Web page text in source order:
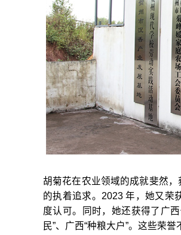
胡菊花在农业领域的成就斐然
的执着追求。2023 年，她又荣
度认可。同时，她还获得了广
民”、广西“种粮大户”。这些荣